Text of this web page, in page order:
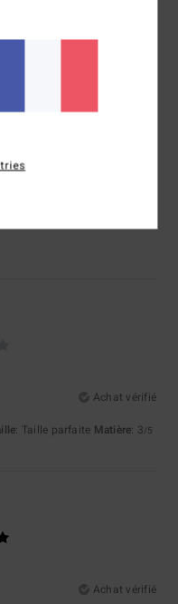
Achat vérifié
: Taille parfaite Matière: 3/5
Achat vérifié